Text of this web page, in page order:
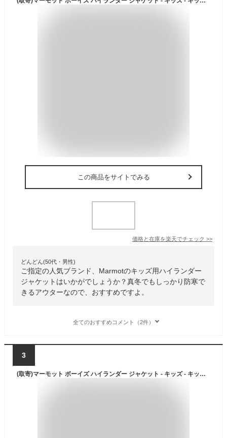
この商品をサイトでみる
価格と在庫を楽天でチェック >>
どんどん(50代・男性)
ご指定の人気ブランド、Marmotのキッズ用ハイランダー
ジャケットはいかがでしょうか？真冬でもしっかり防寒で
きるアウターなので、おすすめですよ。
全てのおすすめコメント（2件）
3
(取寄)マーモット ボーイズ ハイランダー ジャケット - キッズ - キッズ Marmot Boy's Highlander Jacket - Kids' - Kids Dark Azure/Foliage